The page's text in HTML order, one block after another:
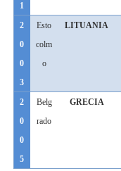
1
2
0
0
3
Esto
colm
o
LITUANIA
2
0
0
5
Belg
rado
GRECIA